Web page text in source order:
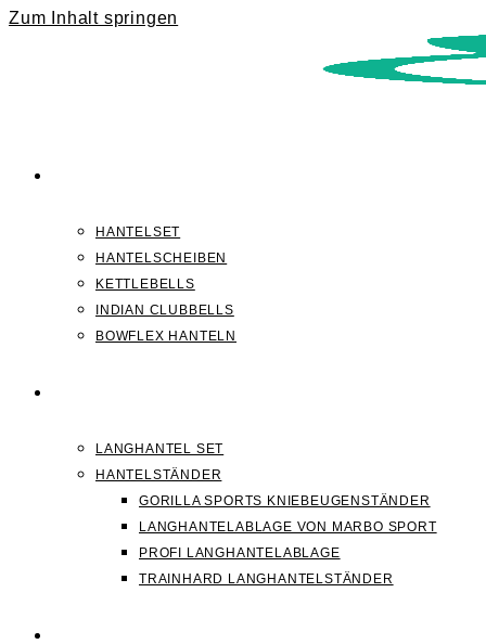
Zum Inhalt springen
HANTELSET
HANTELSCHEIBEN
KETTLEBELLS
INDIAN CLUBBELLS
BOWFLEX HANTELN
LANGHANTEL SET
HANTELSTÄNDER
GORILLA SPORTS KNIEBEUGENSTÄNDER
LANGHANTELABLAGE VON MARBO SPORT
PROFI LANGHANTELABLAGE
TRAINHARD LANGHANTELSTÄNDER